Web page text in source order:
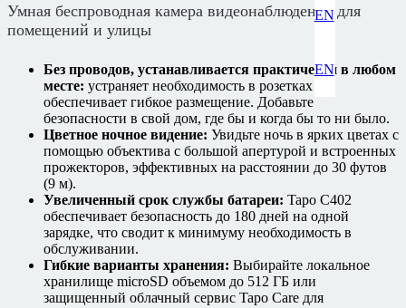
EN
Умная беспроводная камера видеонаблюдения для
помещений и улицы
Без проводов, устанавливается практически в любом
месте: устраняет необходимость в розетках и
обеспечивает гибкое размещение. Добавьте
безопасности в свой дом, где бы и когда бы то ни было.
Цветное ночное видение: Увидьте ночь в ярких цветах с
помощью объектива с большой апертурой и встроенных
прожекторов, эффективных на расстоянии до 30 футов
(9 м).
Увеличенный срок службы батареи: Tapo C402
обеспечивает безопасность до 180 дней на одной
зарядке, что сводит к минимуму необходимость в
обслуживании.
Гибкие варианты хранения: Выбирайте локальное
хранилище microSD объемом до 512 ГБ или
защищенный облачный сервис Tapo Care для